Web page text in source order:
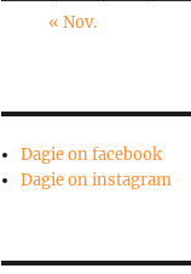
« Nov.
Dagie on facebook
Dagie on instagram